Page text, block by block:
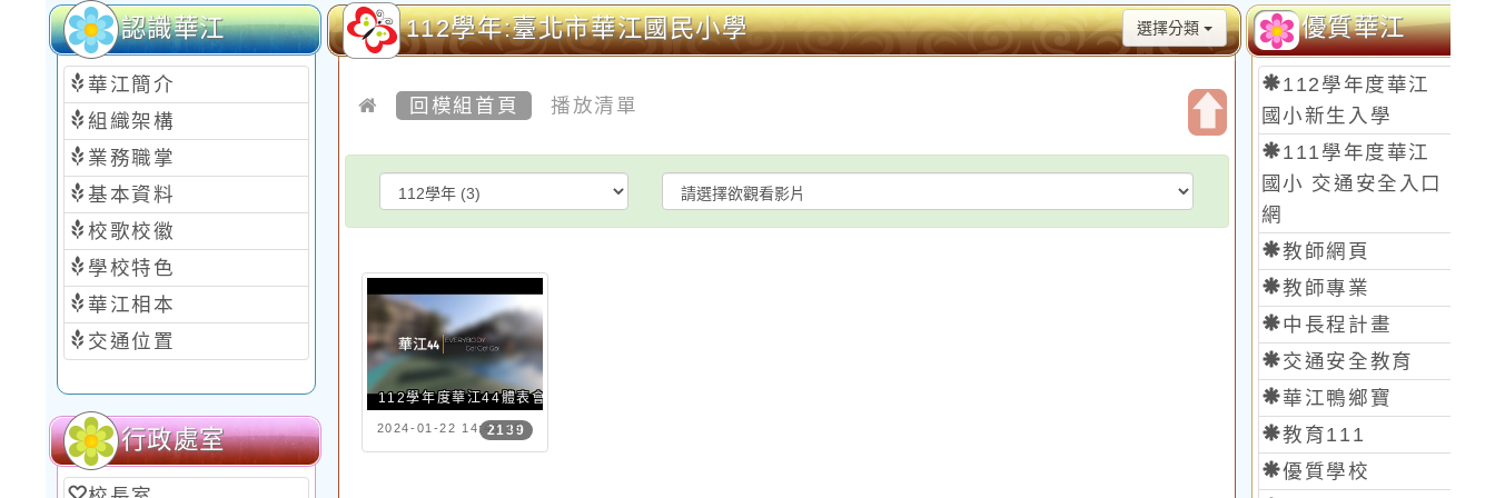
認識華江
華江簡介
組織架構
業務職掌
基本資料
校歌校徽
學校特色
華江相本
交通位置
行政處室
啟
上
方
選擇分類
112學年:臺北市華江國民小學
回模組首頁 播放清單
112學年度華江44體表會精華影片(感謝劉家瑋製作)
2139
2024-01-22 14:43:16
優質華江
112學年度華江
國小新生入學
111學年度華江
國小 交通安全入口
網
教師網頁
教師專業
中長程計畫
交通安全教育
華江鴨鄉寶
教育111
優質學校